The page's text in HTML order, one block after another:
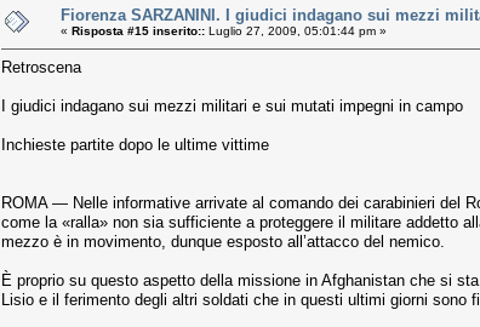
Fiorenza SARZANINI. I giudici indagano sui mezzi
« Risposta #15 inserito:: Luglio 27, 2009, 05:01:44 pm »
Retroscena
I giudici indagano sui mezzi militari e sui mutati impegni in campo
Inchieste partite dopo le ultime vittime
ROMA — Nelle informative arriva­te al comando dei carabinieri del
come la «ralla» non sia suffi­ciente a proteggere il militare addet­to
mezzo è in movimento, dunque esposto all’attacco del nemi­co.
È proprio su questo aspetto della missione in Afghanistan che si
Lisio e il ferimento degli altri soldati che in questi ultimi giorni so­no